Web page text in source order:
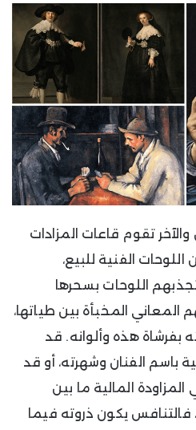
والآخر تقوم قاعات المزادات
الفنية للبيع،
اللوحات بسحرها
المخبأة بين طياتها،
بفرشاة هذه وألوانه. قد
باسم الفنان وشهرته، أو قد
المالية ما بين
فالتنافس يكون ذروته فيما